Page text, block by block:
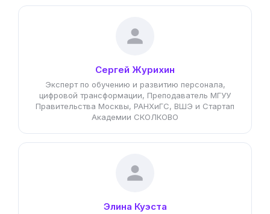
Сергей Журихин
Эксперт по обучению и развитию персонала,
цифровой трансформации, Преподаватель МГУУ
Правительства Москвы, РАНХиГС, ВШЭ и Стартап
Академии СКОЛКОВО
Элина Куэста